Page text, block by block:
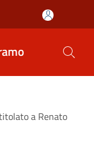
a Renato